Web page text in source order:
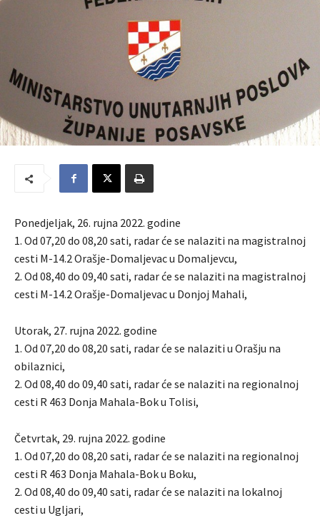
Ponedjeljak, 26. rujna 2022. godine
1. Od 07,20 do 08,20 sati, radar će se nalaziti na magistralnoj
cesti M-14.2 Orašje-Domaljevac u Domaljevcu,
2. Od 08,40 do 09,40 sati, radar će se nalaziti na magistralnoj
cesti M-14.2 Orašje-Domaljevac u Donjoj Mahali,
Utorak, 27. rujna 2022. godine
1. Od 07,20 do 08,20 sati, radar će se nalaziti u Orašju na
obilaznici,
2. Od 08,40 do 09,40 sati, radar će se nalaziti na regionalnoj
cesti R 463 Donja Mahala-Bok u Tolisi,
Četvrtak, 29. rujna 2022. godine
1. Od 07,20 do 08,20 sati, radar će se nalaziti na regionalnoj
cesti R 463 Donja Mahala-Bok u Boku,
2. Od 08,40 do 09,40 sati, radar će se nalaziti na lokalnoj
cesti u Ugljari,